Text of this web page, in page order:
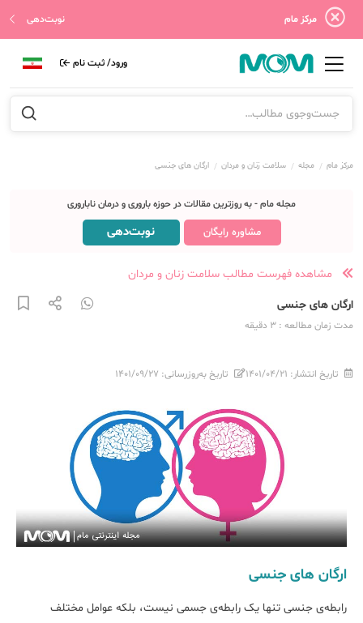
مرکز مام نوبت‌دهی
ورود/ ثبت نام
مرکز مام مجله سلامت زنان و مردان ارگان های جنسی
مجله مام - به روزترین مقالات در حوزه باروری و درمان ناباروری
مشاوره رایگان نوبت‌دهی
مشاهده فهرست مطالب سلامت زنان و مردان
ارگان های جنسی
مدت زمان مطالعه : 3 دقیقه
تاریخ انتشار: ۱۴۰۱/۰۴/۲۱ تاریخ به‌روزرسانی: ۱۴۰۱/۰۹/۲۷
ارگان های جنسی
رابطه‌ی جنسی تنها یک رابطه‌ی جسمی نیست، بلکه عوامل مختلف